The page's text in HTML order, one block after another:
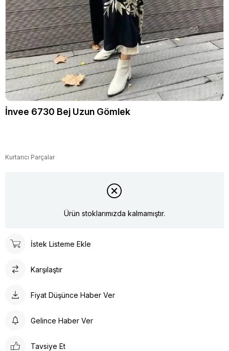
İnvee 6730 Bej Uzun Gömlek
Kurtarıcı Parçalar
Ürün stoklarımızda kalmamıştır.
İstek Listeme Ekle
Karşılaştır
Fiyat Düşünce Haber Ver
Gelince Haber Ver
Tavsiye Et